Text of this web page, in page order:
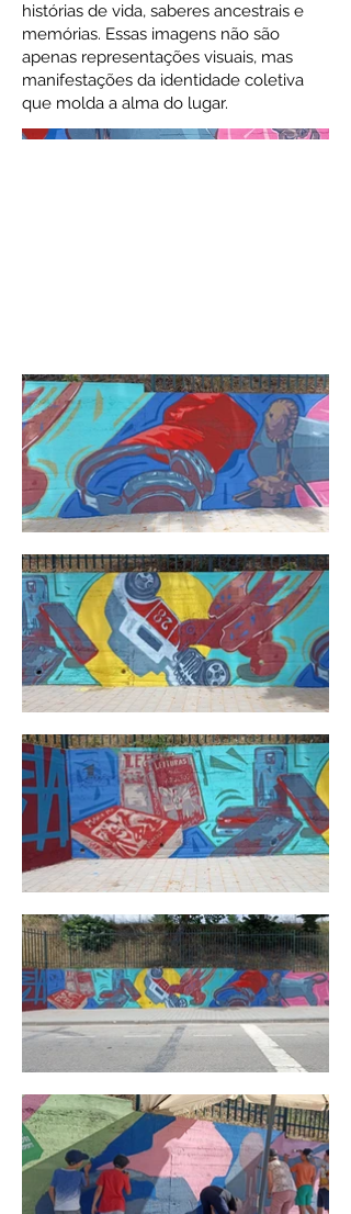
histórias de vida, saberes ancestrais e
memórias. Essas imagens não são
apenas representações visuais, mas
manifestações da identidade coletiva
que molda a alma do lugar.